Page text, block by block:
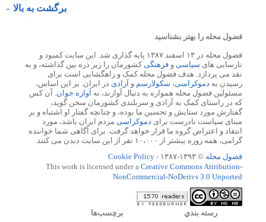
برگشت به بالا
فضول محله را بهتر بشناسید
فضول محله در ۱۳ اسفند ۱۳۸۷ پایه گذاری شد. این سایت کمبود و
نارسایی های سیاسی و فرهنگیکشورمان را زیر ذره بین گذاشته، و به
نقد می پردازد. هدف فضول محله کمک و راهگشایی است برای
رسیدن به دموکراسی، سکولارسم و آزادی در ایران. بر این اساس،
مسئولین فضول محله همواره به دنبال آوازند، نه آوازه خوان. آن کس
که در راستای کمک به آزادی و سربلندی کشورمان سخن گوید،
گفتارش مورد ستایش و تحسین ما بوده، و چنانچه گفتار او اشتباه و بر
مبنای سیاست نادرست برای دموکراسی مردم ایران باشد، مورد
انتقاد و اعتراض گروه ما قرار خواهد گرفت. برای آگاهی شما خواننده
گرامی، همه روزه بیشتر از ۱۰،۰۰۰ نفر از این سایت دیدن می کنند.
فضول محله © ۱۳۹۳-۱۳۸۷ -
Cookie Policy
This work is licensed under a Creative Commons Attribution-
NonCommercial-NoDerivs 3.0 Unported
رسته بندي برچسب‌ها